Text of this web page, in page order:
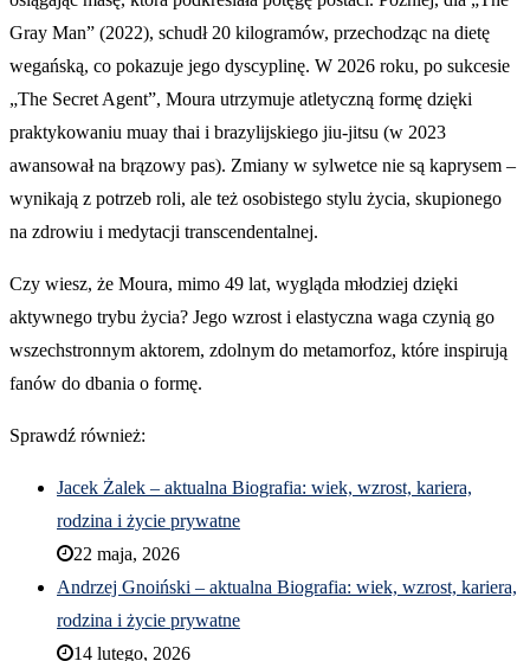
Gray Man” (2022), schudł 20 kilogramów, przechodząc na dietę
wegańską, co pokazuje jego dyscyplinę. W 2026 roku, po sukcesie
„The Secret Agent”, Moura utrzymuje atletyczną formę dzięki
praktykowaniu muay thai i brazylijskiego jiu-jitsu (w 2023
awansował na brązowy pas). Zmiany w sylwetce nie są kaprysem –
wynikają z potrzeb roli, ale też osobistego stylu życia, skupionego
na zdrowiu i medytacji transcendentalnej.
Czy wiesz, że Moura, mimo 49 lat, wygląda młodziej dzięki
aktywnego trybu życia? Jego wzrost i elastyczna waga czynią go
wszechstronnym aktorem, zdolnym do metamorfoz, które inspirują
fanów do dbania o formę.
Sprawdź również:
Jacek Żalek – aktualna Biografia: wiek, wzrost, kariera,
rodzina i życie prywatne
22 maja, 2026
Andrzej Gnoiński – aktualna Biografia: wiek, wzrost, kariera,
rodzina i życie prywatne
14 lutego, 2026